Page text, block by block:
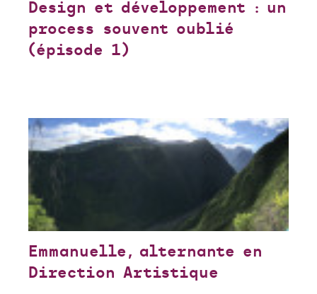
Design et développement : un
process souvent oublié
(épisode 1)
Emmanuelle, alternante en
Direction Artistique